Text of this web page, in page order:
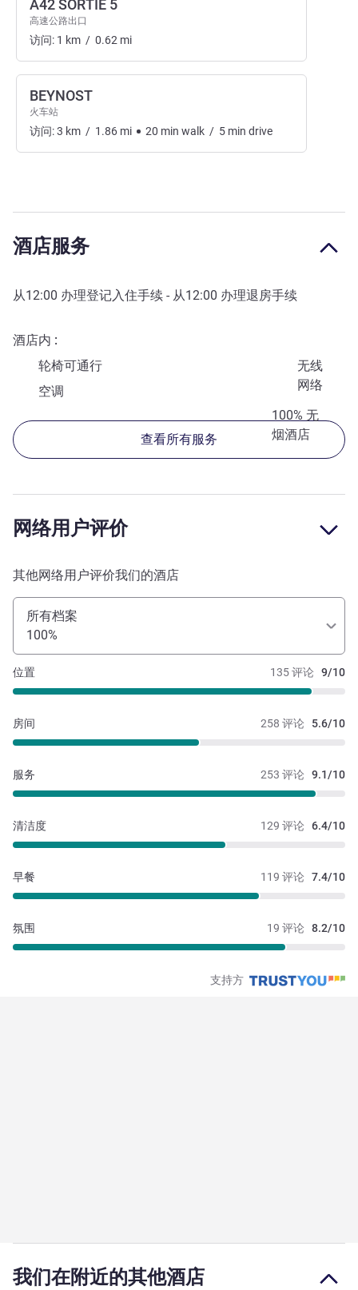
A42 SORTIE 5
高速公路出口
访问: 1 km / 0.62 mi
BEYNOST
火车站
访问:3 km / 1.86 mi 20 min walk / 5 min drive
酒店服务
从12:00 办理登记入住手续 - 从12:00 办理退房手续
酒店内
轮椅可通行
无线
网络
空调
100% 无
烟酒店
查看所有服务
网络用户评价
其他网络用户评价我们的酒店
所有档案
100%
135 评论 9/10
位置
258 评论 5.6/10
房间
253 评论 9.1/10
服务
129 评论 6.4/10
清洁度
119 评论 7.4/10
早餐
19 评论 8.2/10
氛围
支持方
我们在附近的其他酒店